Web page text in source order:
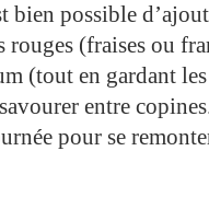
possible
rouges (fraises ou
(tout en gardant
entre
pour se